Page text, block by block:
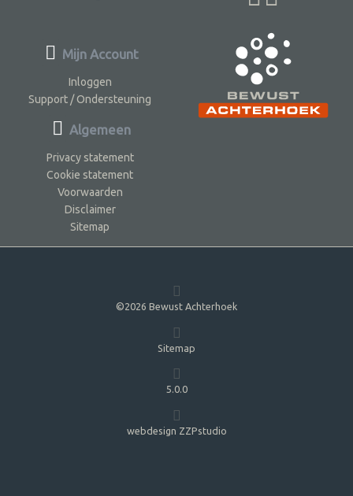
Mijn Account
Inloggen
Support / Ondersteuning
Algemeen
Privacy statement
Cookie statement
Voorwaarden
Disclaimer
Sitemap
©2026 Bewust Achterhoek
Sitemap
5.0.0
webdesign ZZPstudio